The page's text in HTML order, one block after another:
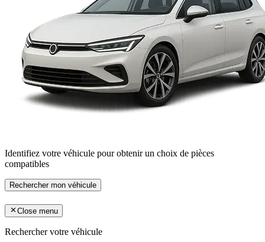
Identifiez votre véhicule pour obtenir un choix de pièces
compatibles
Rechercher mon véhicule
Close menu
Rechercher votre véhicule